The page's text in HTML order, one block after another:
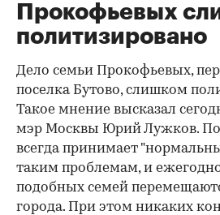
Прокофьевых
политизировано
Дело семьи Прокофьевых,
поселка Бутово, слишком
Такое мнение высказал
мэр Москвы Юрий Лужков. По
всегда принимает
таким проблемам, и
подобных семей
города. При этом никаких